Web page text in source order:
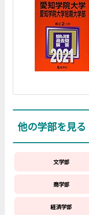
他の学部を見る
文学部
商学部
経済学部